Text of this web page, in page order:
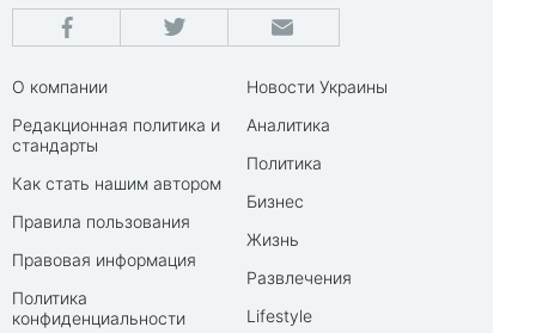
О компании
Редакционная политика и
стандарты
Как стать нашим автором
Правила пользования
Правовая информация
Политика
конфиденциальности
Новости Украины
Аналитика
Политика
Бизнес
Жизнь
Развлечения
Lifestyle